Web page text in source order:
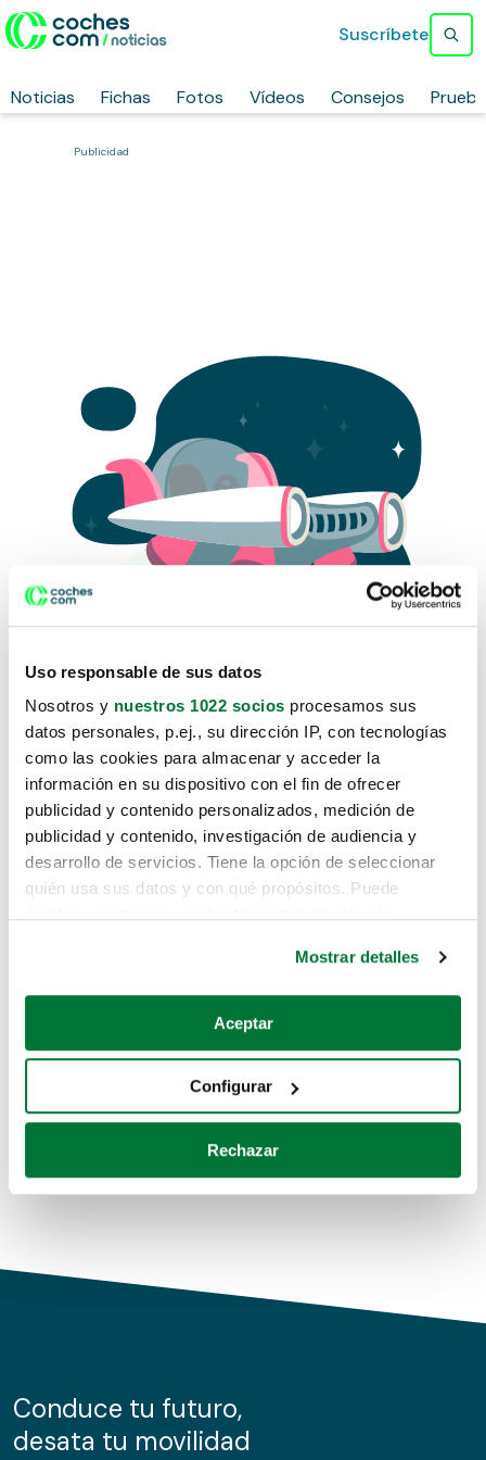
Uso responsable de sus datos
Nosotros y nuestros 1022 socios procesamos sus
datos personales, p.ej., su dirección IP, con tecnologías
como las cookies para almacenar y acceder la
información en su dispositivo con el fin de ofrecer
publicidad y contenido personalizados, medición de
publicidad y contenido, investigación de audiencia y
desarrollo de servicios. Tiene la opción de seleccionar
quién usa sus datos y con qué propósitos. Puede
Si lo permite, también quisiéramos:
Recopilar información sobre su ubicación geográfica
Identificar su dispositivo analizándolo activamente
para buscar características específicas (huellas
Obtenga más información sobre cómo se procesan sus
de cookies.
información sobre el uso que haga del sitio web con
nuestros partners de redes sociales, publicidad y análisis
Mostrar detalles
Aceptar
Configurar
Rechazar
Noticias Fichas Fotos Vídeos Consejos
Suscríbete
Publicidad
Lo sentimos, no sabemos como
te hemos traido hasta aquí.
Pero puedes encontrar el coche que estás
buscando en alguno de estos enlaces:
Coches de segunda mano
Coches de km0
Conduce tu futuro,
desata tu movilidad